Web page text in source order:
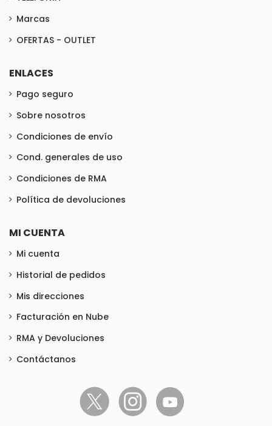
Marcas
OFERTAS - OUTLET
ENLACES
Pago seguro
Sobre nosotros
Condiciones de envío
Cond. generales de uso
Condiciones de RMA
Política de devoluciones
MI CUENTA
Mi cuenta
Historial de pedidos
Mis direcciones
Facturación en Nube
RMA y Devoluciones
Contáctanos